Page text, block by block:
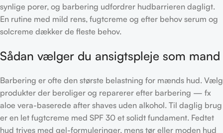
synlige porer, og barbering udfordrer hudbarrieren dagligt.
En rutine med mild rens, fugtcreme og efter behov serum og
solcreme dækker de fleste behov.
Sådan vælger du ansigtspleje som mand
Barbering er ofte den største belastning for mænds hud. Vælg
produkter der beroliger og reparerer efter barbering — fx
aloe vera-baserede after shaves uden alkohol. Til daglig brug
er en let fugtcreme med SPF 30 et solidt fundament. Fedtet
hud trives med gel-formuleringer, mens tør eller moden hud